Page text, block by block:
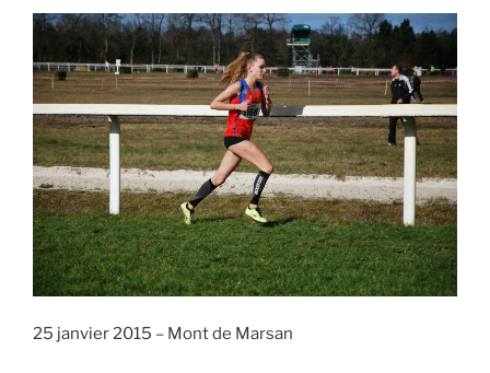
25 janvier 2015 – Mont de Marsan